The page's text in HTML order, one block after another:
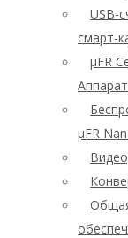
USB-
смарт-
μFR
μFR